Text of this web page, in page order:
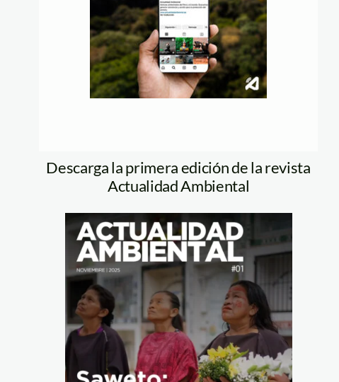
Descarga la primera edición de la revista
Actualidad Ambiental